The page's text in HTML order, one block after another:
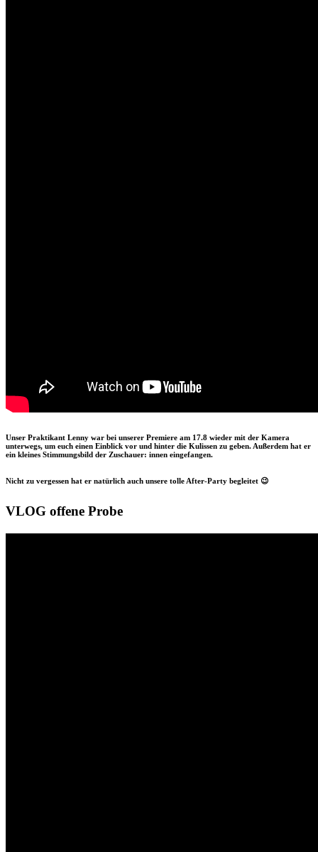
Unser Praktikant Lenny war bei unserer Premiere am 17.8 wieder mit der Kamera
unterwegs, um euch einen Einblick vor und hinter die Kulissen zu geben. Außerdem hat er
ein kleines Stimmungsbild der Zuschauer: innen eingefangen.
Nicht zu vergessen hat er natürlich auch unsere tolle After-Party begleitet 😉
VLOG offene Probe